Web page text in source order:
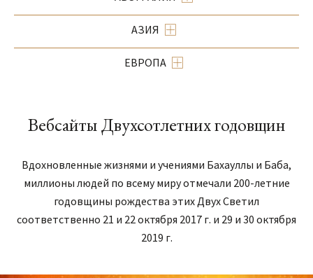
АЗИЯ
ЕВРОПА
Вебсайты Двухсотлетних годовщин
Вдохновленные жизнями и учениями Бахауллы и Баба,
миллионы людей по всему миру отмечали 200-летние
годовщины рождества этих Двух Светил
соответственно 21 и 22 октября 2017 г. и 29 и 30 октября
2019 г.